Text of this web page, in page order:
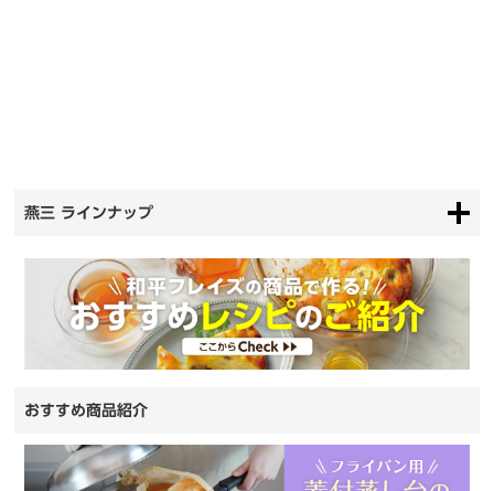
燕三 ラインナップ
おすすめ商品紹介